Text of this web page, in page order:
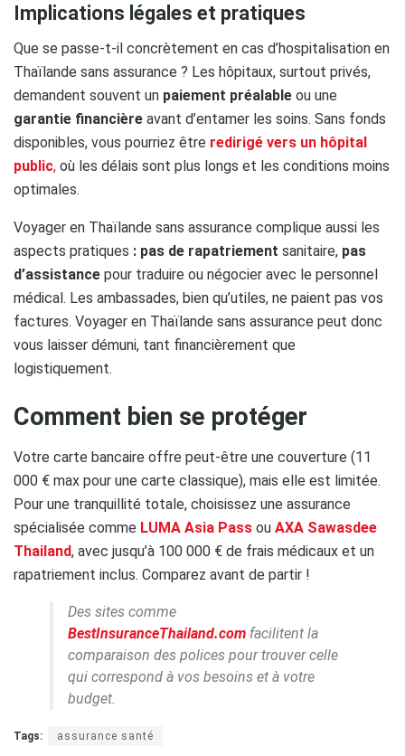
Implications légales et pratiques
Que se passe-t-il concrètement en cas d’hospitalisation en
Thaïlande sans assurance ? Les hôpitaux, surtout privés,
demandent souvent un paiement préalable ou une
garantie financière avant d’entamer les soins. Sans fonds
disponibles, vous pourriez être redirigé vers un hôpital
public, où les délais sont plus longs et les conditions moins
optimales.
Voyager en Thaïlande sans assurance complique aussi les
aspects pratiques : pas de rapatriement sanitaire, pas
d’assistance pour traduire ou négocier avec le personnel
médical. Les ambassades, bien qu’utiles, ne paient pas vos
factures. Voyager en Thaïlande sans assurance peut donc
vous laisser démuni, tant financièrement que
logistiquement.
Comment bien se protéger
Votre carte bancaire offre peut-être une couverture (11
000 € max pour une carte classique), mais elle est limitée.
Pour une tranquillité totale, choisissez une assurance
spécialisée comme LUMA Asia Pass ou AXA Sawasdee
Thailand, avec jusqu’à 100 000 € de frais médicaux et un
rapatriement inclus. Comparez avant de partir !
Des sites comme
BestInsuranceThailand.com facilitent la
comparaison des polices pour trouver celle
qui correspond à vos besoins et à votre
budget.
Tags: assurance santé